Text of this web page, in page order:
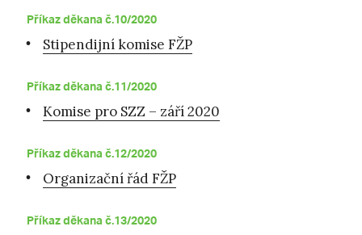
Příkaz děkana č.10/2020
Stipendijní komise FŽP
Příkaz děkana č.11/2020
Komise pro SZZ – září 2020
Příkaz děkana č.12/2020
Organizační řád FŽP
Příkaz děkana č.13/2020